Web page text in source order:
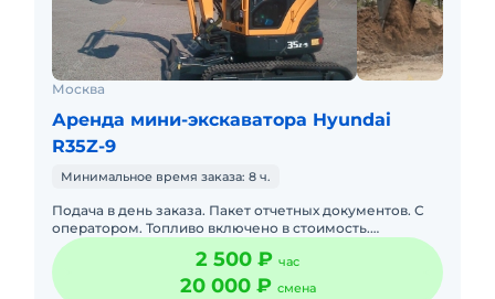
Москва
Аренда мини-экскаватора Hyundai
R35Z-9
Минимальное время заказа: 8 ч.
Подача в день заказа. Пакет отчетных документов. С
оператором. Топливо включено в стоимость.
Долгосрочная аренда. Краткосрочная аренда.Наша
компания предлагает2 500 ₽ час
20 000 ₽ смена